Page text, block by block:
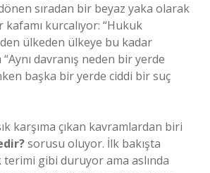
sıradan bir beyaz yaka olarak
kurcalıyor: “Hukuk
ülkeden ülkeye bu kadar
davranış neden bir yerde
başka bir yerde ciddi bir suç
karşıma çıkan kavramlardan biri
sorusu oluyor. İlk bakışta
gibi duruyor ama aslında